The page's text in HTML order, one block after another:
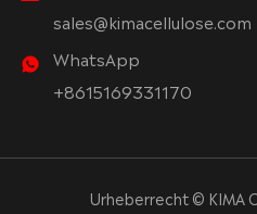
sales@kimacellulose.com
WhatsApp
+8615169331170
Urheberrecht © KIMA